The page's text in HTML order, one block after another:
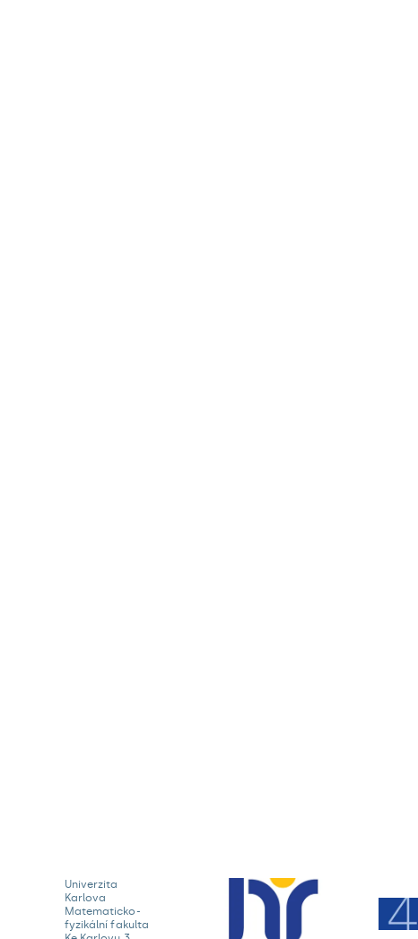
Univerzita
Karlova
Matematicko-
fyzikální fakulta